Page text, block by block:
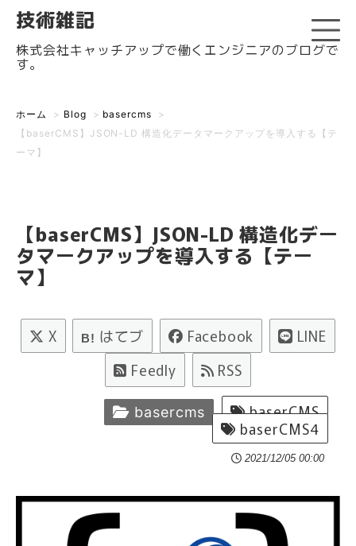
技術雑記
株式会社キャッチアップで働くエンジニアのブログで
す。
ホーム > Blog > basercms
>
【baserCMS】JSON-LD 構造化データマークアップを導入する【テ
ーマ】
【baserCMS】JSON-LD 構造化デー
タマークアップを導入する【テー
マ】
X B! はてブ Facebook
LINE
Feedly
RSS
basercms
baserCMS
baserCMS4
2021/12/05 00:00